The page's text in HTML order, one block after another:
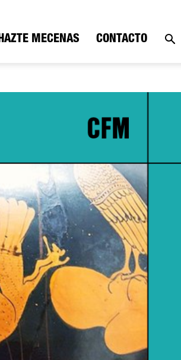
MECENAS CONTACTO